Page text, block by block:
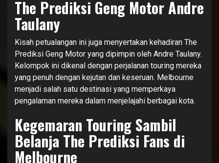
The Prediksi Geng Motor Andre
Taulany
Kisah petualangan ini juga menyertakan kehadiran The
Prediksi Geng Motor yang dipimpin oleh Andre Taulany.
Kelompok ini dikenal dengan perjalanan touring mereka
yang penuh dengan kejutan dan keseruan. Melbourne
menjadi salah satu destinasi yang memperkaya
pengalaman mereka dalam menjelajahi berbagai kota.
Kegemaran Touring Sambil
Belanja The Prediksi Fans di
Melbourne